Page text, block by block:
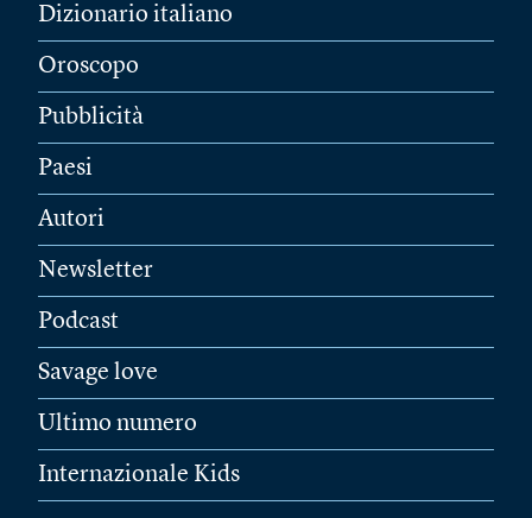
Dizionario italiano
Oroscopo
Pubblicità
Paesi
Autori
Newsletter
Podcast
Savage love
Ultimo numero
Internazionale Kids